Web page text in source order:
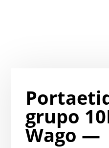
grupo
Wago —